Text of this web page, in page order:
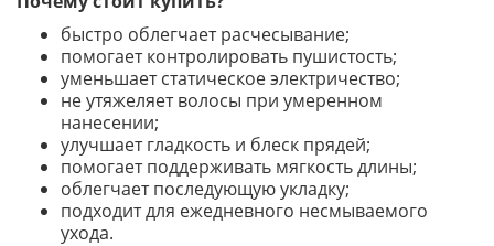
быстро облегчает расчесывание;
помогает контролировать пушистость;
уменьшает статическое электричество;
не утяжеляет волосы при умеренном
нанесении;
улучшает гладкость и блеск прядей;
помогает поддерживать мягкость длины;
облегчает последующую укладку;
подходит для ежедневного несмываемого
ухода.